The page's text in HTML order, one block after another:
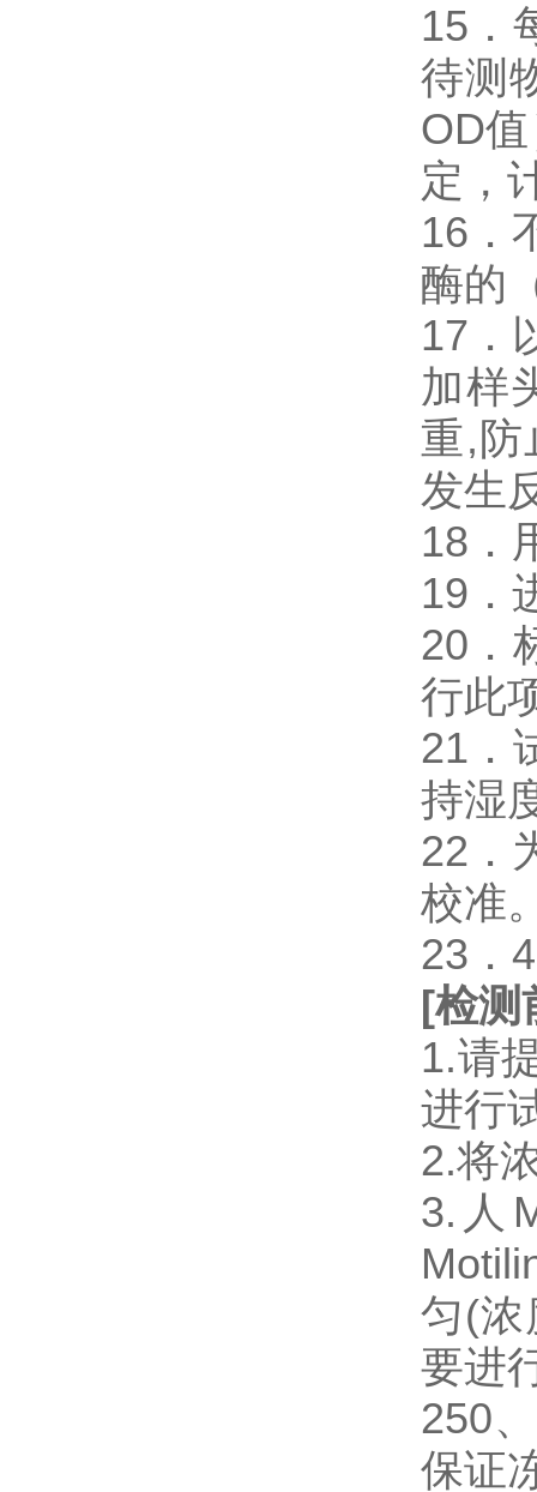
15．
待测
OD
定，
16．
酶的
17．
加样
重,防
发生
18．
19．
20．
行此
21．
持湿
22．
校准
23．
[检测
1.请
进行
2.将
3.人
匀(
要进
250
保证